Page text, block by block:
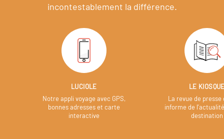
incontestablement la différence.
LUCIOLE
Notre appli voyage avec GPS,
bonnes adresses et carte
interactive
LE
La revue de presse
informe de
destination